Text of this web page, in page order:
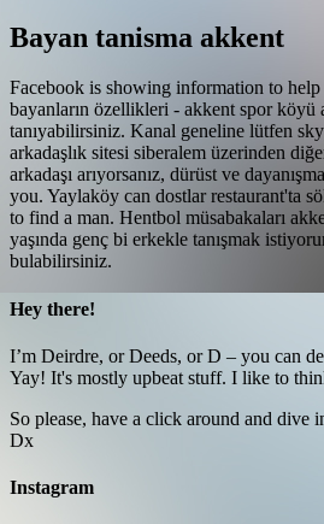
Bayan tanisma akkent
Facebook is showing information to
bayanların özellikleri - akkent spor köyü
tanıyabilirsiniz. Kanal geneline lütfen
arkadaşlık sitesi siberalem üzerinden
arkadaşı arıyorsanız, dürüst ve
you. Yaylaköy can dostlar restaurant'ta
to find a man. Hentbol müsabakaları
yaşında genç bi erkekle tanışmak
bulabilirsiniz.
Hey there!
I’m Deirdre, or Deeds, or D – you can
Yay! It's mostly upbeat stuff. I like to
So please, have a click around and
Dx
Instagram